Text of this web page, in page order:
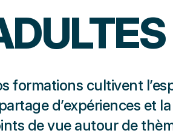
formations cultivent
d’expériences et
de vue autour de